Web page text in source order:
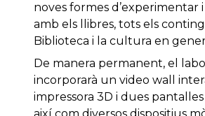
noves formes d’experimentar
amb els llibres, tots els
Biblioteca i la cultura en
De manera permanent, el
incorporarà un video wall
impressora 3D i dues